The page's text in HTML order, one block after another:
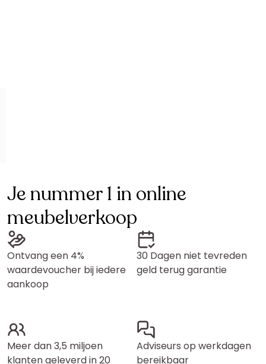
Je nummer 1 in online
meubelverkoop
Ontvang een 4%
waardevoucher bij iedere
aankoop
30 Dagen niet tevreden
geld terug garantie
Meer dan 3,5 miljoen
klanten geleverd in 20
Adviseurs op werkdagen
bereikbaar